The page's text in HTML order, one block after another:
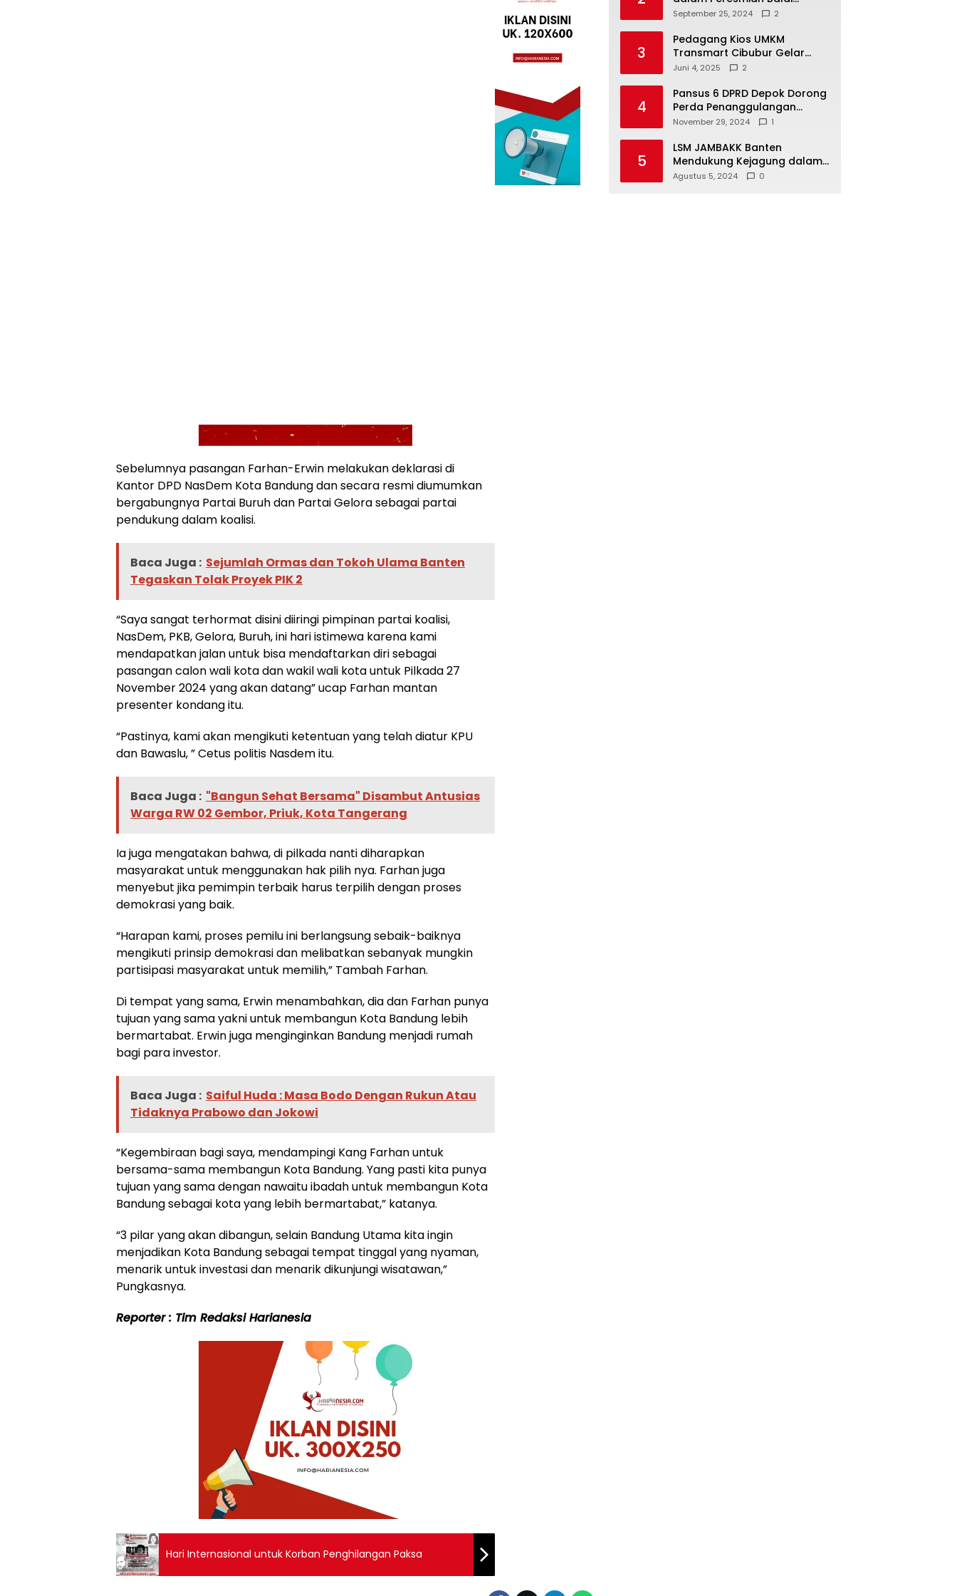
Sebelumnya pasangan Farhan-Erwin melakukan deklarasi di
Kantor DPD NasDem Kota Bandung dan secara resmi diumumkan
bergabungnya Partai Buruh dan Partai Gelora sebagai partai
pendukung dalam koalisi.
Baca Juga : Sejumlah Ormas dan Tokoh Ulama Banten
Tegaskan Tolak Proyek PIK 2
“Saya sangat terhormat disini diiringi pimpinan partai koalisi,
NasDem, PKB, Gelora, Buruh, ini hari istimewa karena kami
mendapatkan jalan untuk bisa mendaftarkan diri sebagai
pasangan calon wali kota dan wakil wali kota untuk Pilkada 27
November 2024 yang akan datang” ucap Farhan mantan
presenter kondang itu.
“Pastinya, kami akan mengikuti ketentuan yang telah diatur KPU
dan Bawaslu, ” Cetus politis Nasdem itu.
Baca Juga : "Bangun Sehat Bersama" Disambut Antusias
Warga RW 02 Gembor, Priuk, Kota Tangerang
Ia juga mengatakan bahwa, di pilkada nanti diharapkan
masyarakat untuk menggunakan hak pilih nya. Farhan juga
menyebut jika pemimpin terbaik harus terpilih dengan proses
demokrasi yang baik.
“Harapan kami, proses pemilu ini berlangsung sebaik-baiknya
mengikuti prinsip demokrasi dan melibatkan sebanyak mungkin
partisipasi masyarakat untuk memilih,” Tambah Farhan.
Di tempat yang sama, Erwin menambahkan, dia dan Farhan punya
tujuan yang sama yakni untuk membangun Kota Bandung lebih
bermartabat. Erwin juga menginginkan Bandung menjadi rumah
bagi para investor.
Baca Juga : Saiful Huda : Masa Bodo Dengan Rukun Atau
Tidaknya Prabowo dan Jokowi
“Kegembiraan bagi saya, mendampingi Kang Farhan untuk
bersama-sama membangun Kota Bandung. Yang pasti kita punya
tujuan yang sama dengan nawaitu ibadah untuk membangun Kota
Bandung sebagai kota yang lebih bermartabat,” katanya.
“3 pilar yang akan dibangun, selain Bandung Utama kita ingin
menjadikan Kota Bandung sebagai tempat tinggal yang nyaman,
menarik untuk investasi dan menarik dikunjungi wisatawan,”
Pungkasnya.
Reporter : Tim Redaksi Harianesia
Hari Internasional untuk Korban Penghilangan Paksa
Warga di Sukamaju : Wadah
Aspirasi Masyarakat
September 25, 2024 2
3
Pedagang Kios UMKM
Transmart Cibubur Gelar
Family Gathering di Cisarua,
Kekompakan
Juni 4, 2025 2
4
Pansus 6 DPRD Depok Dorong
Perda Penanggulangan
Kebakaran untuk
November 29, 2024 1
5
LSM JAMBAKK Banten
Mendukung Kejagung dalam
Investigasi Terhadap
Agustus 5, 2024 0